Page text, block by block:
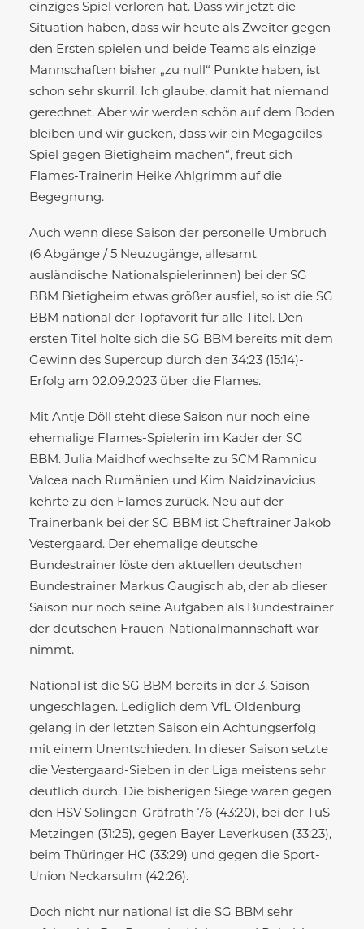
einziges Spiel verloren hat. Dass wir jetzt die
Situation haben, dass wir heute als Zweiter gegen
den Ersten spielen und beide Teams als einzige
Mannschaften bisher „zu null“ Punkte haben, ist
schon sehr skurril. Ich glaube, damit hat niemand
gerechnet. Aber wir werden schön auf dem Boden
bleiben und wir gucken, dass wir ein Megageiles
Spiel gegen Bietigheim machen“, freut sich
Flames-Trainerin Heike Ahlgrimm auf die
Begegnung.
Auch wenn diese Saison der personelle Umbruch
(6 Abgänge / 5 Neuzugänge, allesamt
ausländische Nationalspielerinnen) bei der SG
BBM Bietigheim etwas größer ausfiel, so ist die SG
BBM national der Topfavorit für alle Titel. Den
ersten Titel holte sich die SG BBM bereits mit dem
Gewinn des Supercup durch den 34:23 (15:14)-
Erfolg am 02.09.2023 über die Flames.
Mit Antje Döll steht diese Saison nur noch eine
ehemalige Flames-Spielerin im Kader der SG
BBM. Julia Maidhof wechselte zu SCM Ramnicu
Valcea nach Rumänien und Kim Naidzinavicius
kehrte zu den Flames zurück. Neu auf der
Trainerbank bei der SG BBM ist Cheftrainer Jakob
Vestergaard. Der ehemalige deutsche
Bundestrainer löste den aktuellen deutschen
Bundestrainer Markus Gaugisch ab, der ab dieser
Saison nur noch seine Aufgaben als Bundestrainer
der deutschen Frauen-Nationalmannschaft war
nimmt.
National ist die SG BBM bereits in der 3. Saison
ungeschlagen. Lediglich dem VfL Oldenburg
gelang in der letzten Saison ein Achtungserfolg
mit einem Unentschieden. In dieser Saison setzte
die Vestergaard-Sieben in der Liga meistens sehr
deutlich durch. Die bisherigen Siege waren gegen
den HSV Solingen-Gräfrath 76 (43:20), bei der TuS
Metzingen (31:25), gegen Bayer Leverkusen (33:23),
beim Thüringer HC (33:29) und gegen die Sport-
Union Neckarsulm (42:26).
Doch nicht nur national ist die SG BBM sehr